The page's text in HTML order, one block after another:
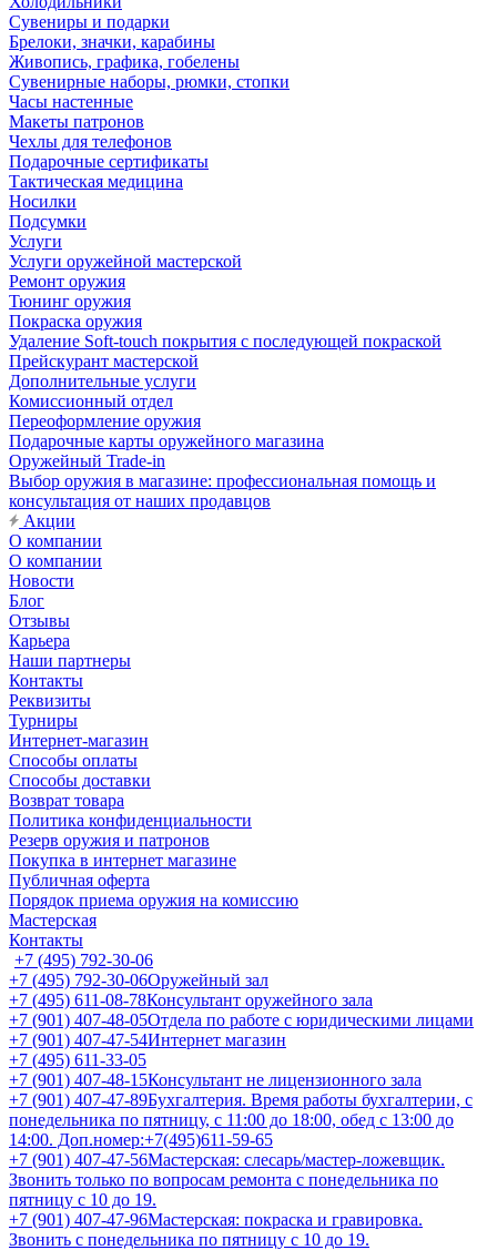
Сувениры и подарки
Брелоки, значки, карабины
Живопись, графика, гобелены
Сувенирные наборы, рюмки, стопки
Часы настенные
Макеты патронов
Чехлы для телефонов
Подарочные сертификаты
Тактическая медицина
Носилки
Подсумки
Услуги
Услуги оружейной мастерской
Ремонт оружия
Тюнинг оружия
Покраска оружия
Удаление Soft-touch покрытия с последующей покраской
Прейскурант мастерской
Дополнительные услуги
Комиссионный отдел
Переоформление оружия
Подарочные карты оружейного магазина
Оружейный Trade-in
Выбор оружия в магазине: профессиональная помощь и
консультация от наших продавцов
Акции
О компании
О компании
Новости
Блог
Отзывы
Карьера
Наши партнеры
Контакты
Реквизиты
Турниры
Интернет-магазин
Способы оплаты
Способы доставки
Возврат товара
Политика конфиденциальности
Резерв оружия и патронов
Покупка в интернет магазине
Публичная оферта
Порядок приема оружия на комиссию
Мастерская
Контакты
+7 (495) 792-30-06
+7 (495) 792-30-06Оружейный зал
+7 (495) 611-08-78Консультант оружейного зала
+7 (901) 407-48-05Отдела по работе с юридическими лицами
+7 (901) 407-47-54Интернет магазин
+7 (495) 611-33-05
+7 (901) 407-48-15Консультант не лицензионного зала
+7 (901) 407-47-89Бухгалтерия. Время работы бухгалтерии, с
понедельника по пятницу, с 11:00 до 18:00, обед с 13:00 до
14:00. Доп.номер:+7(495)611-59-65
+7 (901) 407-47-56Мастерская: слесарь/мастер-ложевщик.
Звонить только по вопросам ремонта с понедельника по
пятницу с 10 до 19.
+7 (901) 407-47-96Мастерская: покраска и гравировка.
Звонить с понедельника по пятницу с 10 до 19.